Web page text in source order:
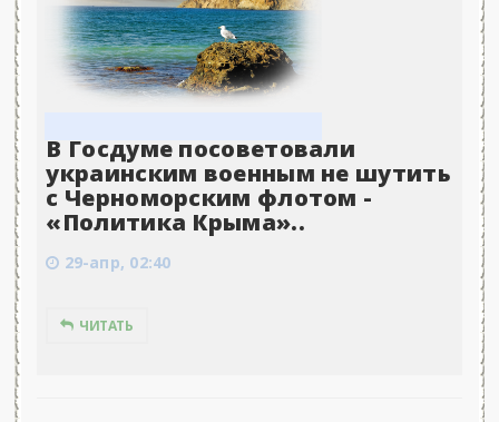
В Госдуме посоветовали
украинским военным не шутить
с Черноморским флотом -
«Политика Крыма»..
29-апр, 02:40
ЧИТАТЬ